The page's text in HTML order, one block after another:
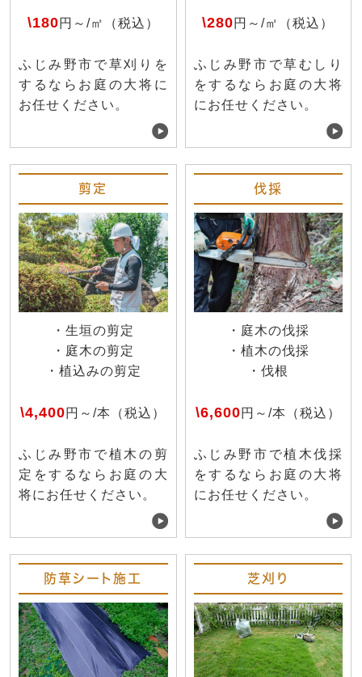
\180円～/㎡（税込）
ふじみ野市で草刈りを
するならお庭の大将に
お任せください。
\280円～/㎡（税込）
ふじみ野市で草むしり
をするならお庭の大将
にお任せください。
剪定
・生垣の剪定
・庭木の剪定
・植込みの剪定
\4,400円～/本（税込）
ふじみ野市で植木の剪
定をするならお庭の大
将にお任せください。
伐採
・庭木の伐採
・植木の伐採
・伐根
\6,600円～/本（税込）
ふじみ野市で植木伐採
をするならお庭の大将
にお任せください。
防草シート施工 芝刈り